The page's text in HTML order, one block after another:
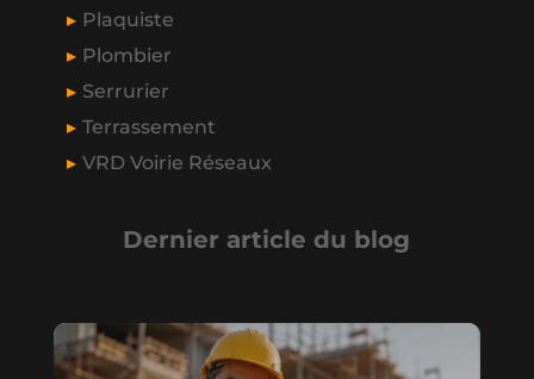
Plaquiste
Plombier
Serrurier
Terrassement
VRD Voirie Réseaux
Dernier article du blog